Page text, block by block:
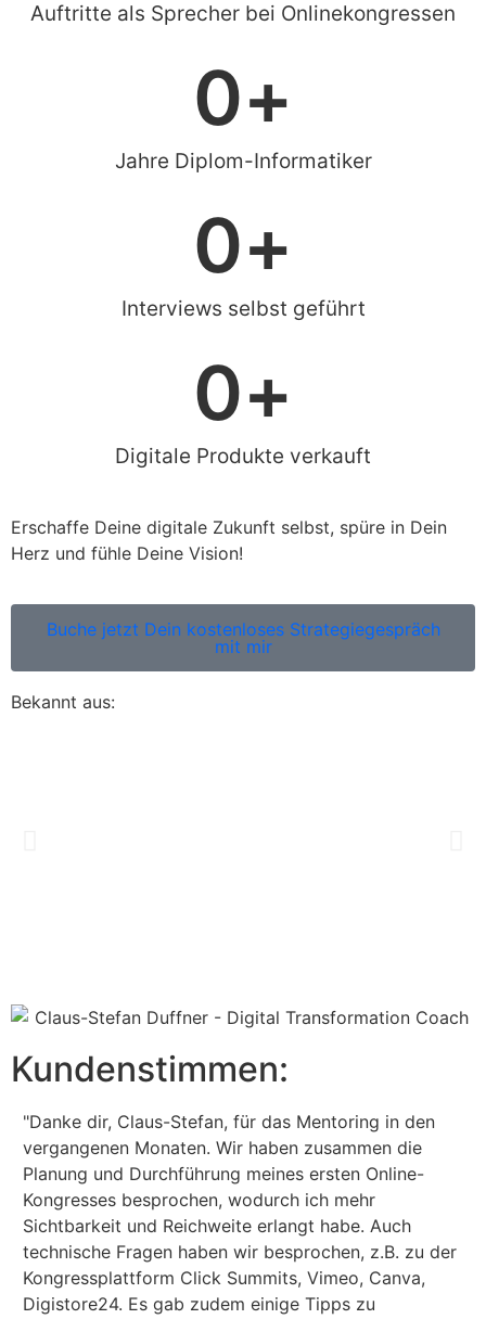
Auftritte als Sprecher bei Onlinekongressen
Jahre Diplom-Informatiker
0+
Interviews selbst geführt
0+
Digitale Produkte verkauft
0+
Erschaffe Deine digitale Zukunft selbst, spüre in Dein
Herz und fühle Deine Vision!
Buche jetzt Dein kostenloses Strategiegespräch
mit mir
Bekannt aus:
Kundenstimmen:
"Danke dir, Claus-Stefan, für das Mentoring in den
vergangenen Monaten. Wir haben zusammen die
Planung und Durchführung meines ersten Online-
Kongresses besprochen, wodurch ich mehr
Sichtbarkeit und Reichweite erlangt habe. Auch
technische Fragen haben wir besprochen, z.B. zu der
Kongressplattform Click Summits, Vimeo, Canva,
Digistore24. Es gab zudem einige Tipps zu